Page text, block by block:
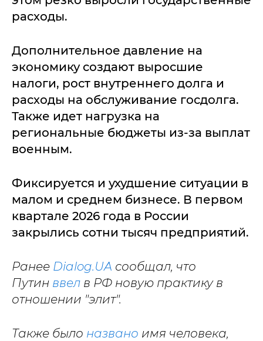
расходы.
Дополнительное давление на
экономику создают выросшие
налоги, рост внутреннего долга и
расходы на обслуживание госдолга.
Также идет нагрузка на
региональные бюджеты из-за выплат
военным.
Фиксируется и ухудшение ситуации в
малом и среднем бизнесе. В первом
квартале 2026 года в России
закрылись сотни тысяч предприятий.
Ранее Dialog.UA сообщал, что
Путин ввел в РФ новую практику в
отношении "элит".
Также было названо имя человека,